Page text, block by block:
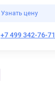
Узнать цену
+7 499 342-76-71